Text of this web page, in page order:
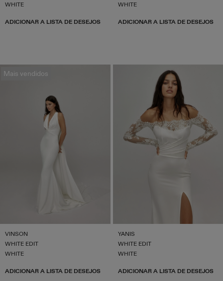
WHITE
ADICIONAR A LISTA DE DESEJOS
WHITE
ADICIONAR A LISTA DE DESEJOS
Mais vendidos
VINSON
WHITE EDIT
WHITE
ADICIONAR A LISTA DE DESEJOS
YANIS
WHITE EDIT
WHITE
ADICIONAR A LISTA DE DESEJOS